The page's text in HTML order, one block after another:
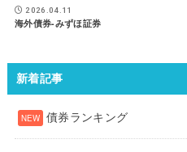
2026.04.11
海外債券-みずほ証券
新着記事
債券ランキング